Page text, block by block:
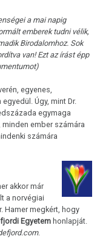
a mai napig
emberek tudni vélik,
Birodalomhoz. Sok
van! Ezt az írást épp
egyenes,
Úgy, mint Dr.
egymaga
ember számára
számára
akkor már
a norvégiai
Hamer megkért, hogy
Egyetem honlapját.
.